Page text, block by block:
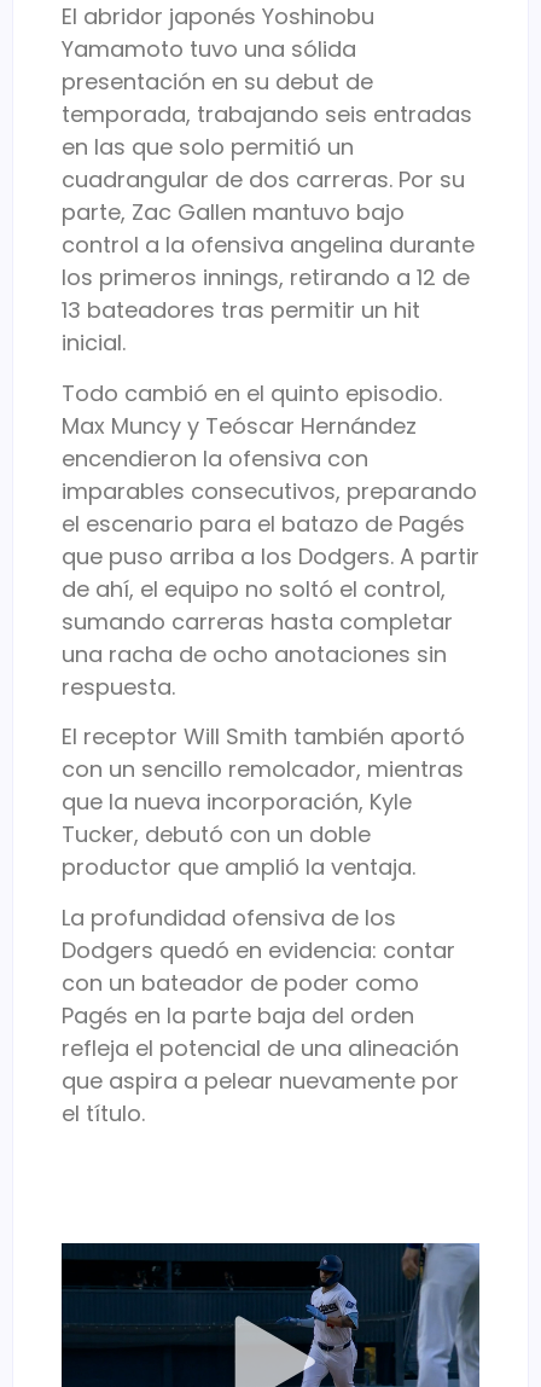
El abridor japonés Yoshinobu
Yamamoto tuvo una sólida
presentación en su debut de
temporada, trabajando seis entradas
en las que solo permitió un
cuadrangular de dos carreras. Por su
parte, Zac Gallen mantuvo bajo
control a la ofensiva angelina durante
los primeros innings, retirando a 12 de
13 bateadores tras permitir un hit
inicial.
Todo cambió en el quinto episodio.
Max Muncy y Teóscar Hernández
encendieron la ofensiva con
imparables consecutivos, preparando
el escenario para el batazo de Pagés
que puso arriba a los Dodgers. A partir
de ahí, el equipo no soltó el control,
sumando carreras hasta completar
una racha de ocho anotaciones sin
respuesta.
El receptor Will Smith también aportó
con un sencillo remolcador, mientras
que la nueva incorporación, Kyle
Tucker, debutó con un doble
productor que amplió la ventaja.
La profundidad ofensiva de los
Dodgers quedó en evidencia: contar
con un bateador de poder como
Pagés en la parte baja del orden
refleja el potencial de una alineación
que aspira a pelear nuevamente por
el título.